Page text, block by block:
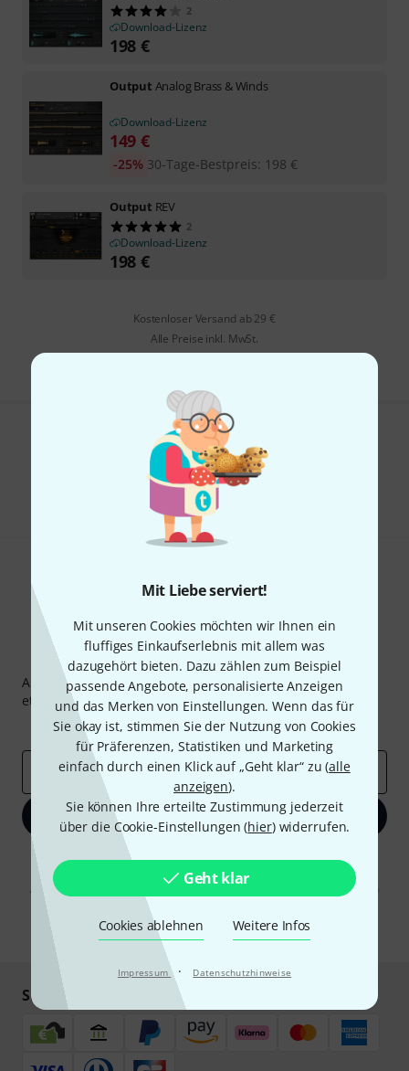
Mit Liebe serviert!
Mit unseren Cookies möchten wir Ihnen ein
fluffiges Einkaufserlebnis mit allem was
dazugehört bieten. Dazu zählen zum Beispiel
passende Angebote, personalisierte Anzeigen
und das Merken von Einstellungen. Wenn das für
Sie okay ist, stimmen Sie der Nutzung von Cookies
für Präferenzen, Statistiken und Marketing
einfach durch einen Klick auf „Geht klar“ zu (alle
anzeigen).
Sie können Ihre erteilte Zustimmung jederzeit
über die Cookie-Einstellungen (hier) widerrufen.
Geht klar
Cookies ablehnen Weitere Infos
Impressum · Datenschutzhinweise
2
Download-Lizenz
198 €
Output Analog Brass & Winds
Download-Lizenz
149 €
30-Tage-Bestpreis: 198 €
-25%
Output REV
2
Download-Lizenz
198 €
Kostenloser Versand ab 29 €
Alle Preise inkl. MwSt.
Gefällt Ihnen, was Sie sehen?
Teilen Hilfe & Feedback
Thomann Newsletter
Abonniere den Thomann Newsletter und gewinne mit
etwas Glück einen von50 Gutscheinenüber jeweils50€
Inspirierende Beiträge
Deals Thomann Insights
E-Mail-Adresse*
Jetzt anmelden
Mit Klick auf „Jetzt anmelden“ stimmen Sie dem Erhalt von E-Mail-
Werbung und einer Messung des E-Mail-Nutzungsverhaltens zu. Die
Abmeldung ist jederzeit möglich. Weitere Informationen finden Sie in
unseren
* Pflichtfeld
Sicher einkaufen & bezahlen